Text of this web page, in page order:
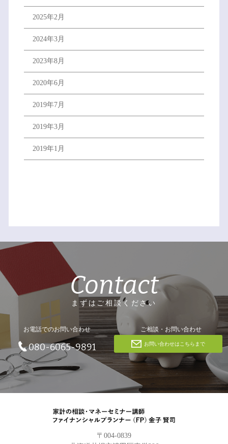
2025年2月
2024年3月
2023年8月
2020年6月
2019年7月
2019年3月
2019年1月
Contact
まずはご相談ください
お電話でのお問い合わせ
080-6065-9891
ご相談・お問い合わせ
お問い合わせはこちらまで
〒004-0839